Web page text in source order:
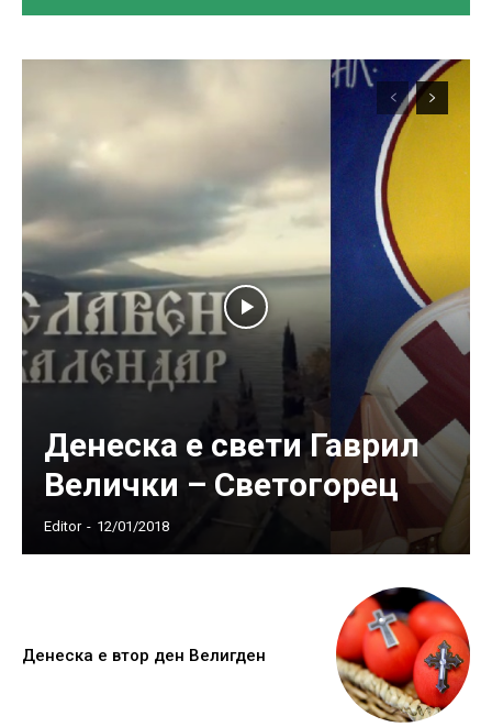
Денеска е свети Гаврил
Велички – Светогорец
Editor - 12/01/2018
Денеска е втор ден Велигден